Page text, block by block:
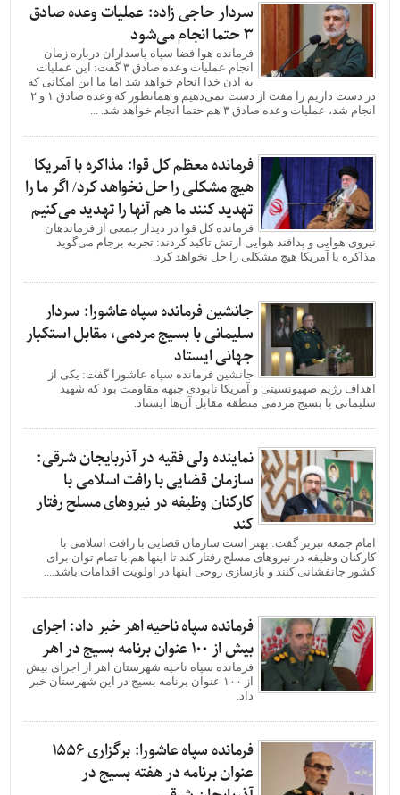
سردار حاجی زاده: عملیات وعده صادق
۳ حتما انجام می‌شود
فرمانده هوا فضا سپاه پاسداران درباره زمان
انجام عملیات وعده صادق ۳ گفت: این عملیات
به اذن خدا انجام خواهد شد اما ما این امکانی که
در دست داریم را مفت از دست نمی‌دهیم و همانطور که وعده صادق ۱ و ۲
انجام شد، عملیات وعده صادق ۳ هم حتما انجام خواهد شد. ...
فرمانده معظم کل قوا: مذاکره با آمریکا
هیچ مشکلی را حل نخواهد کرد/ اگر ما را
تهدید کنند ما هم آنها را تهدید می‌کنیم
فرمانده کل قوا در دیدار جمعی از فرماندهان
نیروی هوایی و پدافند هوایی ارتش تاکید کردند: تجربه برجام می‌گوید
مذاکره با آمریکا هیچ مشکلی را حل نخواهد کرد.
جانشین فرمانده سپاه عاشورا: سردار
سلیمانی با بسیج مردمی، مقابل استکبار
جهانی ایستاد
جانشین فرمانده سپاه عاشورا گفت: یکی از
اهداف رژیم صهیونسیتی و آمریکا نابودی جبهه مقاومت بود که شهید
سلیمانی با بسیج مردمی منطقه مقابل آن‌ها ایستاد.
نماینده ولی فقیه در آذربایجان شرقی:
سازمان قضایی با رافت اسلامی با
کارکنان وظیفه در نیروهای مسلح رفتار
کند
امام جمعه تبریز گفت: بهتر است سازمان قضایی با رافت اسلامی با
کارکنان وظیفه در نیروهای مسلح رفتار کند تا اینها هم با تمام توان برای
کشور جانفشانی کنند و بازسازی روحی اینها در اولویت اقدامات باشد....
فرمانده سپاه ناحیه اهر خبر داد: اجرای
بیش از ۱۰۰ عنوان برنامه بسیج در اهر
فرمانده سپاه ناحیه شهرستان اهر از اجرای بیش
از ۱۰۰ عنوان برنامه بسیج در این شهرستان خبر
داد.
فرمانده سپاه عاشورا: برگزاری ۱۵۵۶
عنوان برنامه در هفته بسیج در